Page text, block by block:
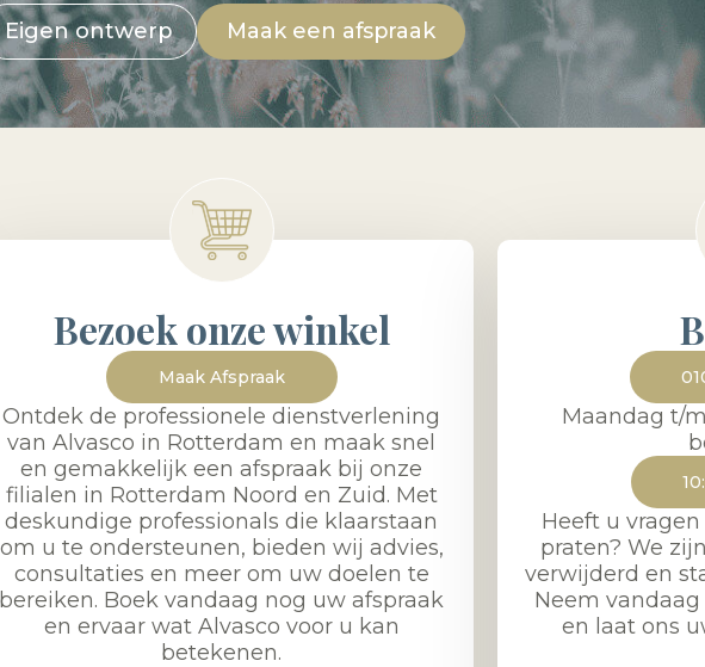
Eigen ontwerp Maak een afspraak
Bezoek onze winkel
Maak Afspraak
Ontdek de professionele dienstverlening
van Alvasco in Rotterdam en maak snel
en gemakkelijk een afspraak bij onze
filialen in Rotterdam Noord en Zuid. Met
deskundige professionals die klaarstaan
om u te ondersteunen, bieden wij advies,
consultaties en meer om uw doelen te
bereiken. Boek vandaag nog uw afspraak
en ervaar wat Alvasco voor u kan
betekenen.
Maandag t/
Heeft u
praten? We
verwijderd en
Neem
en laat ons